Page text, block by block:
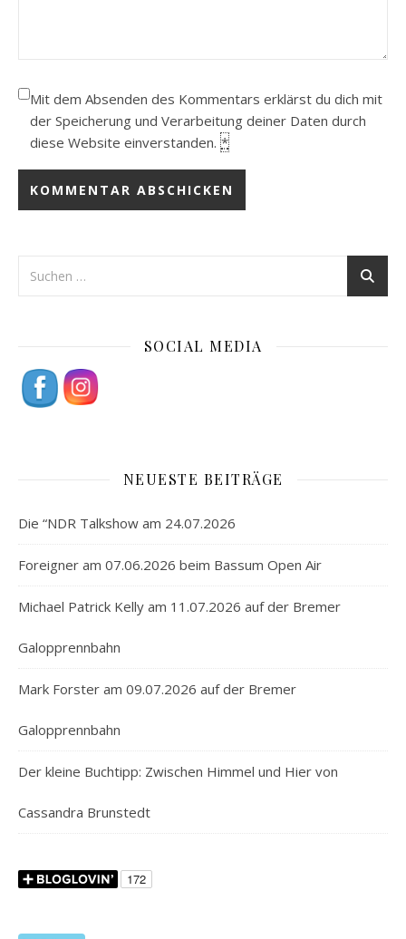
Mit dem Absenden des Kommentars erklärst du dich mit
der Speicherung und Verarbeitung deiner Daten durch
diese Website einverstanden. *
SOCIAL MEDIA
NEUESTE BEITRÄGE
Die “NDR Talkshow am 24.07.2026
Foreigner am 07.06.2026 beim Bassum Open Air
Michael Patrick Kelly am 11.07.2026 auf der Bremer
Galopprennbahn
Mark Forster am 09.07.2026 auf der Bremer
Galopprennbahn
Der kleine Buchtipp: Zwischen Himmel und Hier von
Cassandra Brunstedt